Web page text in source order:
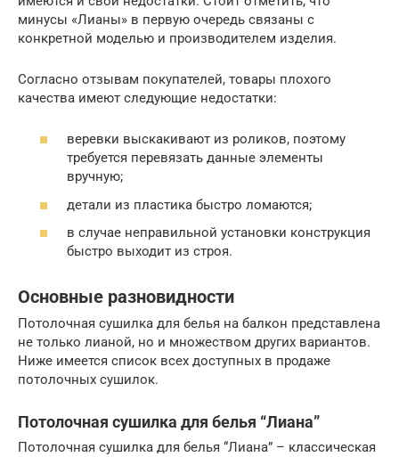
минусы «Лианы» в первую очередь связаны с
конкретной моделью и производителем изделия.
Согласно отзывам покупателей, товары плохого
качества имеют следующие недостатки:
веревки выскакивают из роликов, поэтому
требуется перевязать данные элементы
вручную;
детали из пластика быстро ломаются;
в случае неправильной установки конструкция
быстро выходит из строя.
Основные разновидности
Потолочная сушилка для белья на балкон представлена
не только лианой, но и множеством других вариантов.
Ниже имеется список всех доступных в продаже
потолочных сушилок.
Потолочная сушилка для белья “Лиана”
Потолочная сушилка для белья “Лиана” – классическая